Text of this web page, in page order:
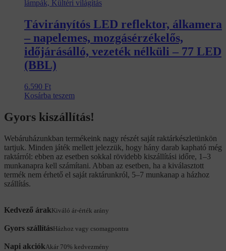
lámpák, Kültéri világítás
Távirányítós LED reflektor, álkamera
– napelemes, mozgásérzékelős,
időjárásálló, vezeték nélküli – 77 LED
(BBL)
6.590 Ft
Kosárba teszem
Gyors kiszállítás!
Webáruházunkban termékeink nagy részét saját raktárkészletünkön
tartjuk. Minden játék mellett jelezzük, hogy hány darab kapható még
raktárról: ebben az esetben sokkal rövidebb kiszállítási időre, 1–3
munkanapra kell számítani. Abban az esetben, ha a kiválasztott
termék nem érhető el saját raktárunkról, 5–7 munkanap a házhoz
szállítás.
Kedvező árakKiváló ár-érték arány
Gyors szállításHázhoz vagy csomagpontra
Napi akciókAkár 70% kedvezmény